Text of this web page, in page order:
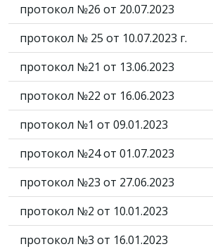
протокол №26 от 20.07.2023
протокол № 25 от 10.07.2023 г.
протокол №21 от 13.06.2023
протокол №22 от 16.06.2023
протокол №1 от 09.01.2023
протокол №24 от 01.07.2023
протокол №23 от 27.06.2023
протокол №2 от 10.01.2023
протокол №3 от 16.01.2023